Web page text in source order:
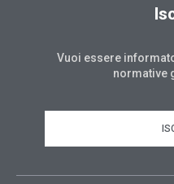
Vuoi essere
normative